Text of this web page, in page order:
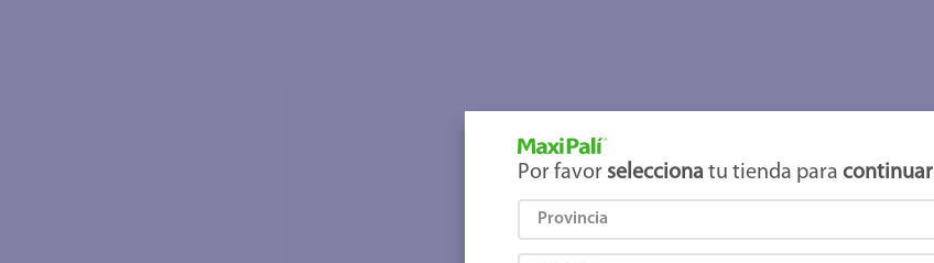
Por favor selecciona tu tienda para continuar
Provincia